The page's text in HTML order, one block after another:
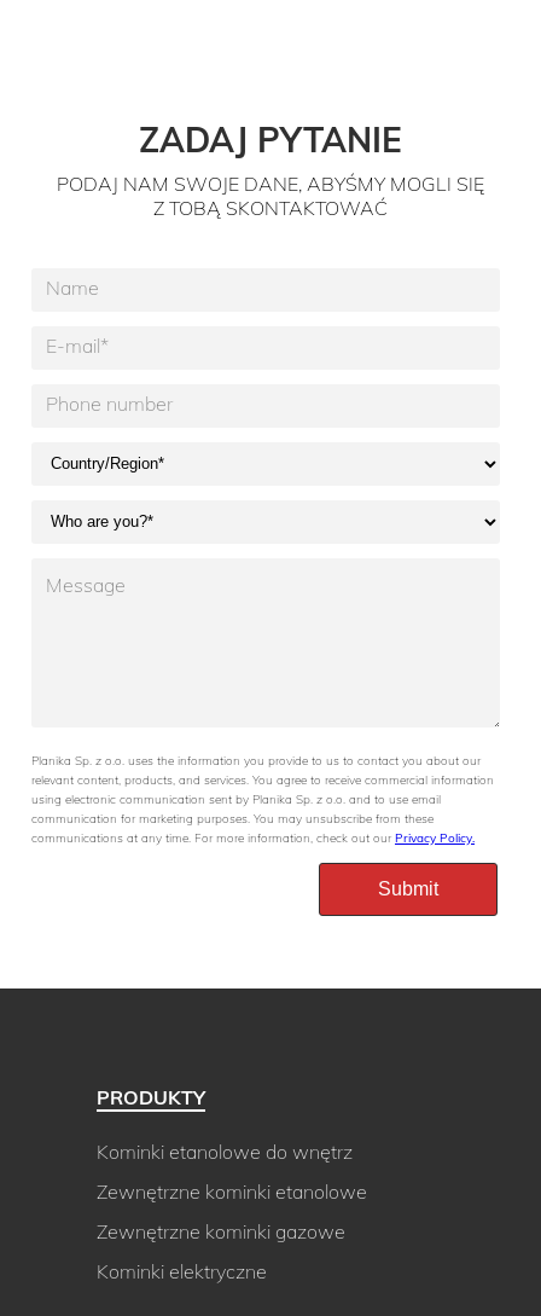
ZADAJ PYTANIE
PODAJ NAM SWOJE DANE, ABYŚMY MOGLI SIĘ
Z TOBĄ SKONTAKTOWAĆ
Planika Sp. z o.o. uses the information you provide to us to contact you about our
relevant content, products, and services. You agree to receive commercial information
using electronic communication sent by Planika Sp. z o.o. and to use email
communication for marketing purposes. You may unsubscribe from these
communications at any time. For more information, check out our Privacy Policy.
PRODUKTY
Kominki etanolowe do wnętrz
Zewnętrzne kominki etanolowe
Zewnętrzne kominki gazowe
Kominki elektryczne